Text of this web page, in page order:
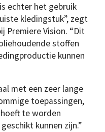
echter het gebruik
kledingstuk”, zegt
Premiere Vision. “Dit
stoffen
kunnen
met een zeer lange
toepassingen,
te worden
kunnen zijn.”